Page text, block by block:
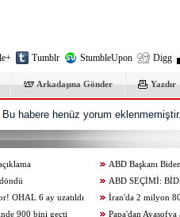
Tumblr StumbleUpon Digg
Arkadaşına Gönder Yazdır
Bu habere henüz yorum eklenmemiştir.
ABD Başkanı
ABD SEÇİMİ:
OHAL 6 ay uzatıldı
İran'da 2 milyon
900 bini geçti
Papa'dan Ayasofya